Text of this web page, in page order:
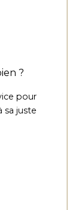
?
pour
sa juste